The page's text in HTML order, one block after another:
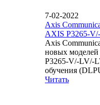
7-02-2022
Axis
AXIS P3265-
Axis
новых
P3265-V/-LV/-
обучения
Читать